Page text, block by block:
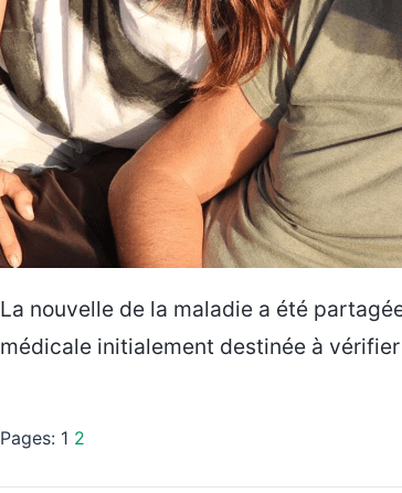
La nouvelle de la maladie a été
médicale initialement destinée à
Pages: 1 2